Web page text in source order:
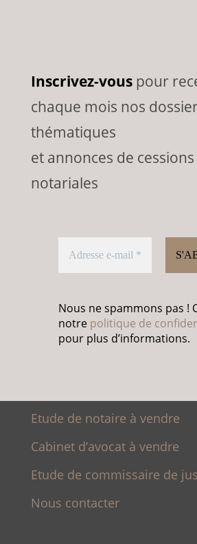
Inscrivez-vouspour
chaque mois nos
thématiques
et annonces de
notariales
Nous ne spammons pas !
notre politique de
pour plus d’informations.
Etude de notaire à vendre
Cabinet d’avocat à vendre
Etude de commissaire de
Nous contacter